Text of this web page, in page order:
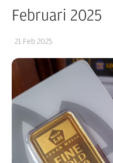
Februari 2025
21 Feb 2025